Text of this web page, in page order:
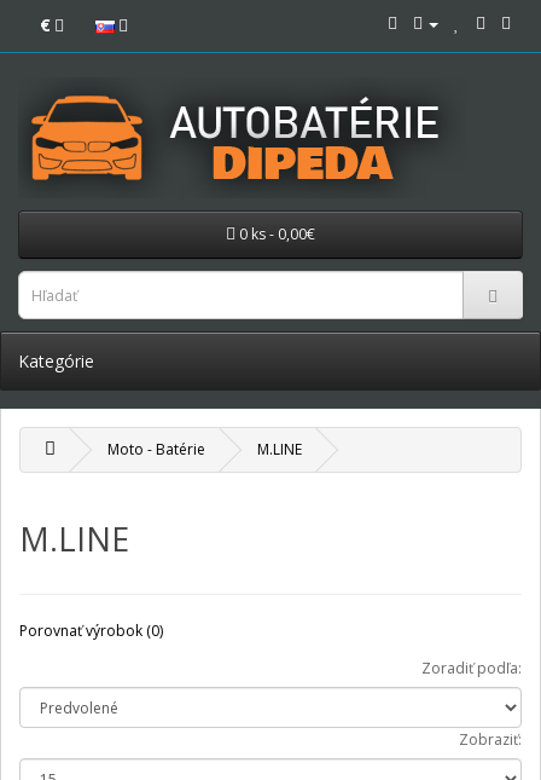
€
0 ks - 0,00€
Kategórie
Moto - Batérie M.LINE
M.LINE
Porovnať výrobok (0)
Zoradiť podľa:
Zobraziť: